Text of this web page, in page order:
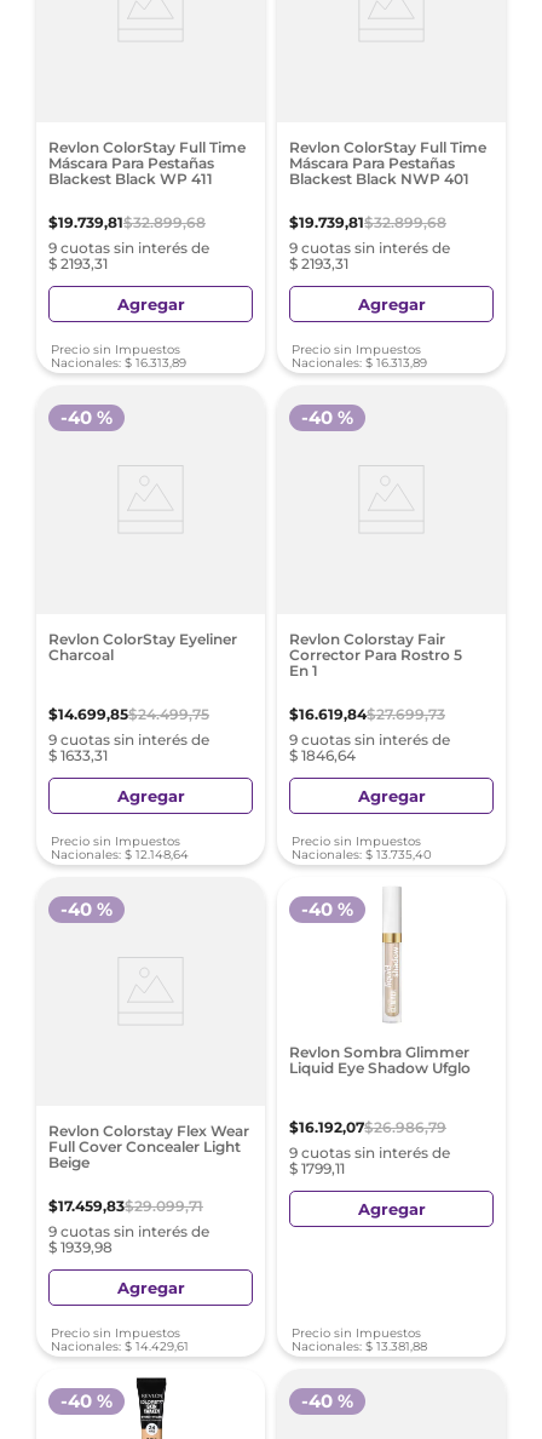
Revlon ColorStay Full Time
Máscara Para Pestañas
Blackest Black WP 411
$19.739,81$32.899,68
9 cuotas sin interés de
$ 2193,31
Agregar
Precio sin Impuestos
Nacionales: $ 16.313,89
Revlon ColorStay Full Time
Máscara Para Pestañas
Blackest Black NWP 401
$19.739,81$32.899,68
9 cuotas sin interés de
$ 2193,31
Agregar
Precio sin Impuestos
Nacionales: $ 16.313,89
Revlon ColorStay Eyeliner
Charcoal
$14.699,85$24.499,75
9 cuotas sin interés de
$ 1633,31
-40 %
Agregar
Precio sin Impuestos
Nacionales: $ 12.148,64
Revlon Colorstay Fair
Corrector Para Rostro 5
En 1
$16.619,84$27.699,73
9 cuotas sin interés de
$ 1846,64
-40 %
Agregar
Precio sin Impuestos
Nacionales: $ 13.735,40
Revlon Colorstay Flex Wear
Full Cover Concealer Light
Beige
$17.459,83$29.099,71
9 cuotas sin interés de
$ 1939,98
-40 %
Agregar
Precio sin Impuestos
Nacionales: $ 14.429,61
Revlon Sombra Glimmer
Liquid Eye Shadow Ufglo
$16.192,07$26.986,79
9 cuotas sin interés de
$ 1799,11
-40 %
Agregar
Precio sin Impuestos
Nacionales: $ 13.381,88
-40 % -40 %